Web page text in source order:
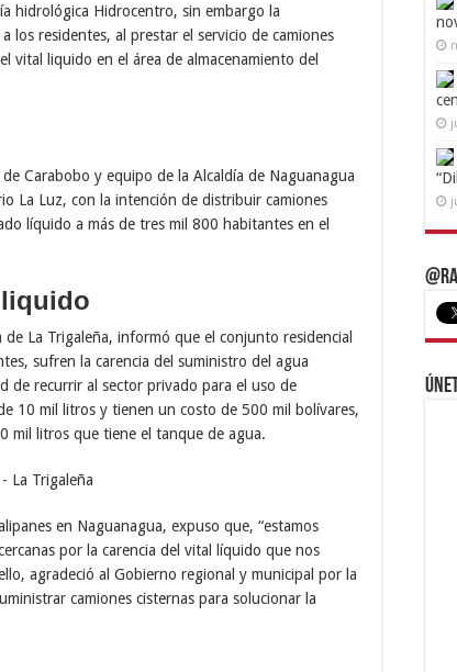
hidrológica Hidrocentro, sin embargo la
los residentes, al prestar el servicio de camiones
vital liquido en el área de almacenamiento del
Carabobo y equipo de la Alcaldía de Naguanagua
La Luz, con la intención de distribuir camiones
líquido a más de tres mil 800 habitantes en el
La Trigaleña, informó que el conjunto residencial
sufren la carencia del suministro del agua
de recurrir al sector privado para el uso de
10 mil litros y tienen un costo de 500 mil bolívares,
mil litros que tiene el tanque de agua.
en Naguanagua, expuso que, “estamos
por la carencia del vital líquido que nos
agradeció al Gobierno regional y municipal por la
camiones cisternas para solucionar la